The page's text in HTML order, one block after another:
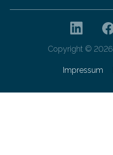
Copyright ©
Impressum